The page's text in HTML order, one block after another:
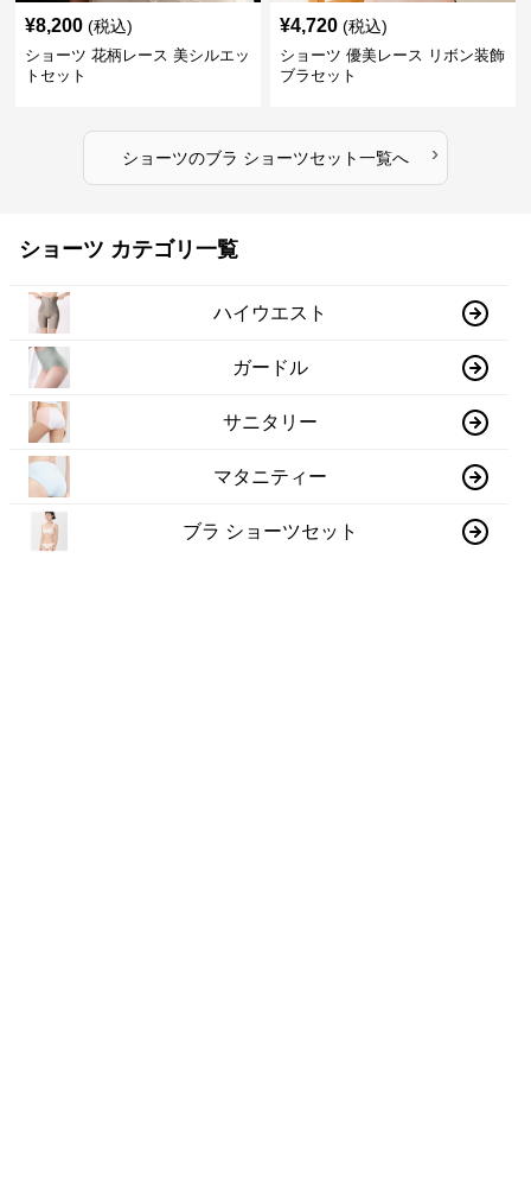
¥8,200 (税込)
ショーツ 花柄レース 美シルエッ
トセット
¥4,720 (税込)
ショーツ 優美レース リボン装飾
ブラセット
ショーツのブラ ショーツセット一覧へ ›
ショーツ カテゴリ一覧
ハイウエスト
ガードル
サニタリー
マタニティー
ブラ ショーツセット